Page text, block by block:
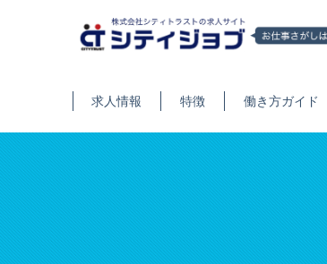
求人情報 特徴 働き方ガイド